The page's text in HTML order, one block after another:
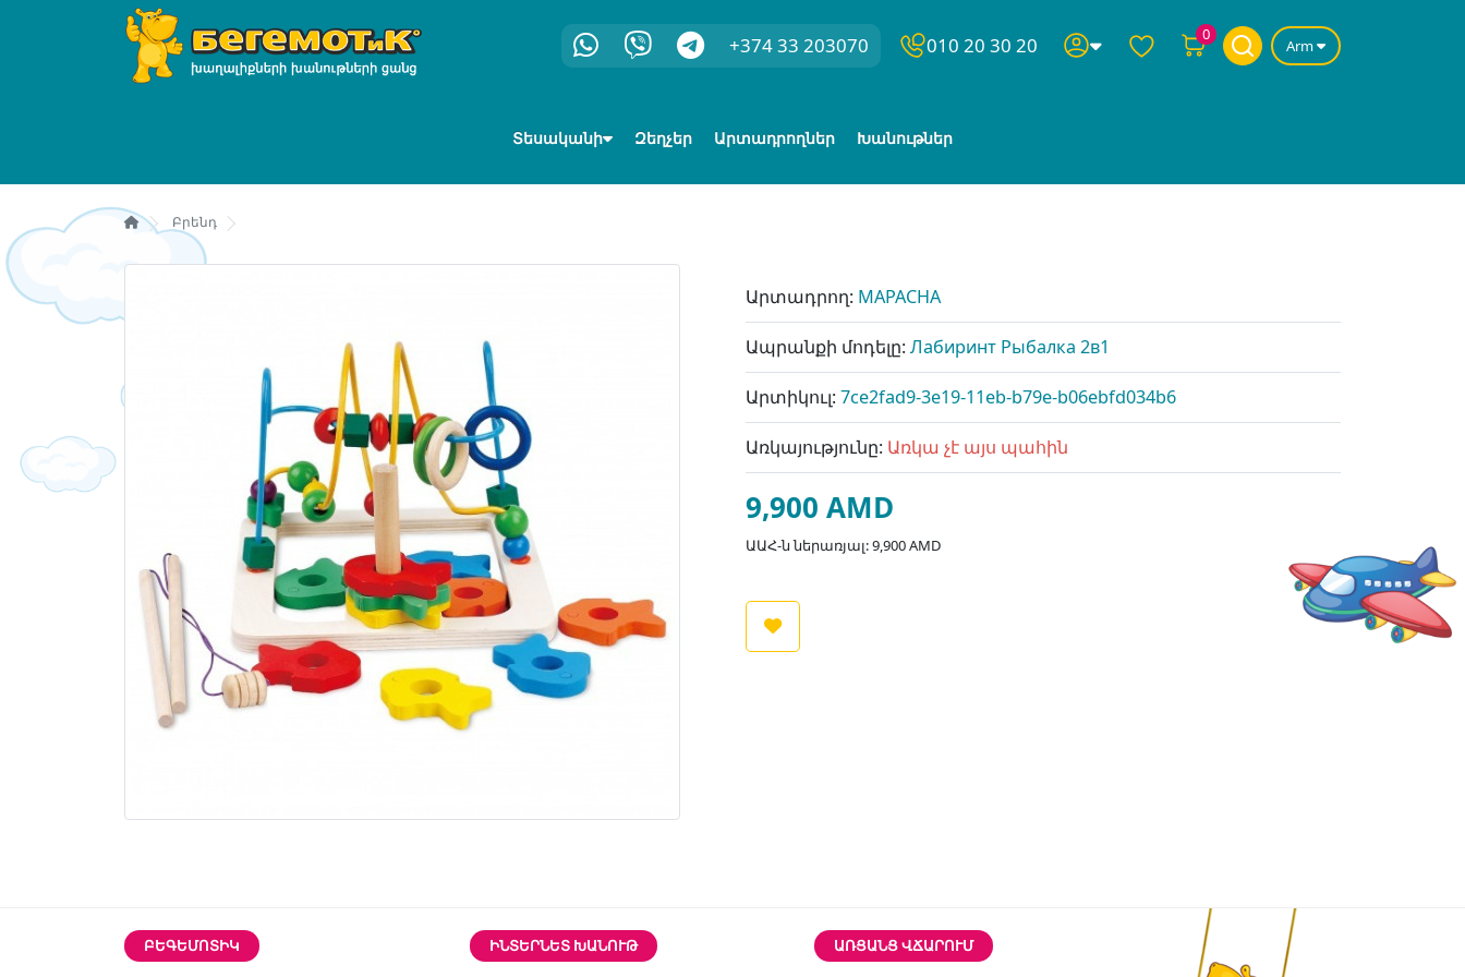
+374 33 203070 010 20 30 20 0
Arm
Տեսականի Զեղչեր Արտադրողներ Խանութներ
Բրենդ
Արտադրող: MAPACHA
Ապրանքի մոդելը: Лабиринт Рыбалка 2в1
Արտիկուլ: 7ce2fad9-3e19-11eb-b79e-b06ebfd034b6
Առկայությունը: Առկա չէ այս պահին
9,900 AMD
ԱԱՀ-ն ներառյալ: 9,900 AMD
ԲԵԳԵՄՈՏԻԿ ԻՆՏԵՐՆԵՏ ԽԱՆՈՒԹ ԱՌՑԱՆՑ ՎՃԱՐՈՒՄ